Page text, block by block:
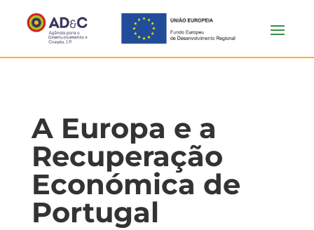
A Europa e a
Recuperação
Económica de
Portugal